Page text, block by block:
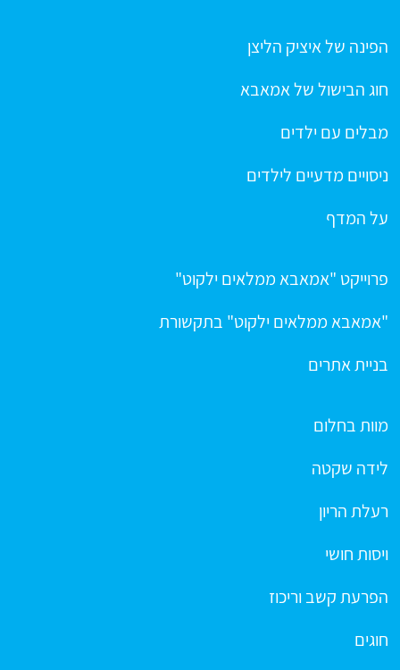
הפינה של איציק הליצן
חוג הבישול של אמאבא
מבלים עם ילדים
ניסויים מדעיים לילדים
על המדף
פרוייקט "אמאבא ממלאים ילקוט"
"אמאבא ממלאים ילקוט" בתקשורת
בניית אתרים
מוות בחלום
לידה שקטה
רעלת הריון
ויסות חושי
הפרעת קשב וריכוז
חוגים